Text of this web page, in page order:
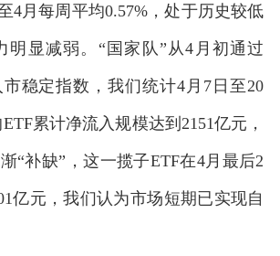
4月每周平均0.57%，处于历史较低
明显减弱。“国家队”从4月初通过
稳定指数，我们统计4月7日至20
累计净流入规模达到2151亿元，
“补缺”，这一揽子ETF在4月最后2
亿元，我们认为市场短期已实现自